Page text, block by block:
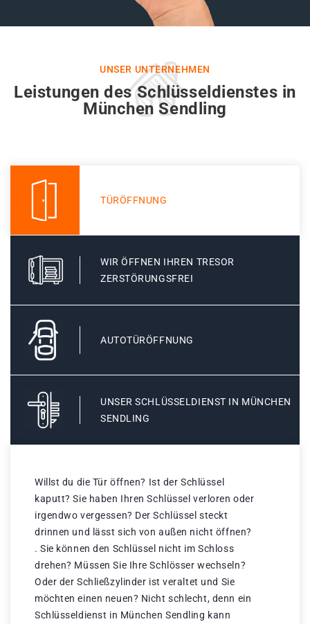
UNSER UNTERNEHMEN
Leistungen des Schlüsseldienstes in
München Sendling
TÜRÖFFNUNG
WIR ÖFFNEN IHREN TRESOR
ZERSTÖRUNGSFREI
AUTOTÜRÖFFNUNG
UNSER SCHLÜSSELDIENST IN MÜNCHEN
SENDLING
Willst du die Tür öffnen? Ist der Schlüssel
kaputt? Sie haben Ihren Schlüssel verloren oder
irgendwo vergessen? Der Schlüssel steckt
drinnen und lässt sich von außen nicht öffnen?
. Sie können den Schlüssel nicht im Schloss
drehen? Müssen Sie Ihre Schlösser wechseln?
Oder der Schließzylinder ist veraltet und Sie
möchten einen neuen? Nicht schlecht, denn ein
Schlüsseldienst in München Sendling kann